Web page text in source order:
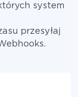
system
przesyłaj